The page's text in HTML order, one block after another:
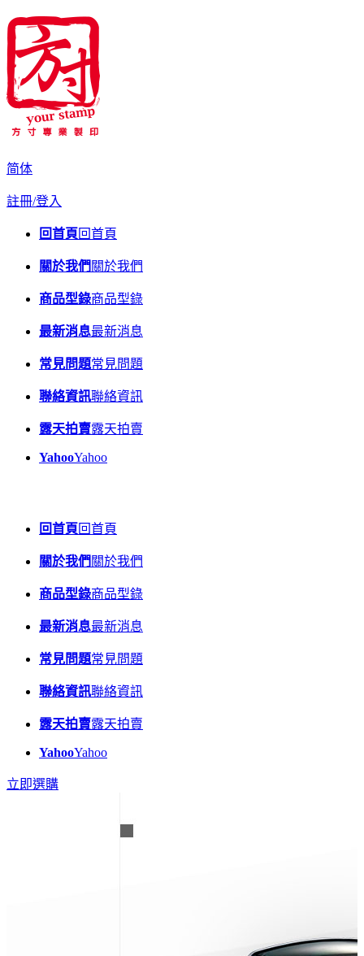
简体
註冊/登入
回首頁回首頁
關於我們 關於我們
商品型錄商品型錄
最新消息最新消息
常見問題常見問題
聯絡資訊聯絡資訊
露天拍賣露天拍賣
YahooYahoo
回首頁回首頁
關於我們 關於我們
商品型錄商品型錄
最新消息最新消息
常見問題常見問題
聯絡資訊聯絡資訊
露天拍賣露天拍賣
YahooYahoo
立即選購